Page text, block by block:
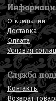
О компании
Доставка
Оплата
Условия
Служба
Контакты
Возврат